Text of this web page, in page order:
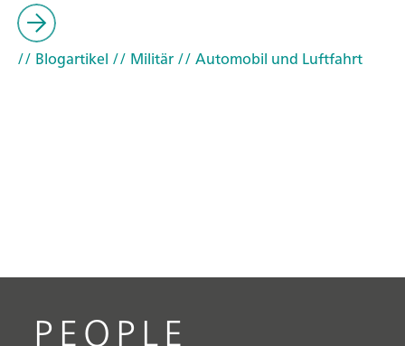
// Blogartikel // Militär// Automobil und Luftfahrt
PEOPLE